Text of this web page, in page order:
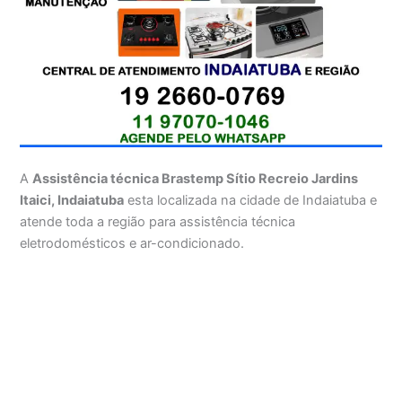
AAssistência técnica Brastemp Sítio Recreio Jardins
Itaici, Indaiatuba esta localizada na cidade de Indaiatuba e
atende toda a região para assistência técnica
eletrodomésticos e ar-condicionado.